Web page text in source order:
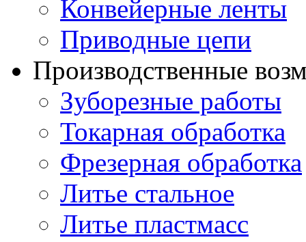
Конвейерные ленты
Приводные цепи
Производственные
Зуборезные работы
Токарная обработка
Фрезерная обработка
Литье стальное
Литье пластмасс